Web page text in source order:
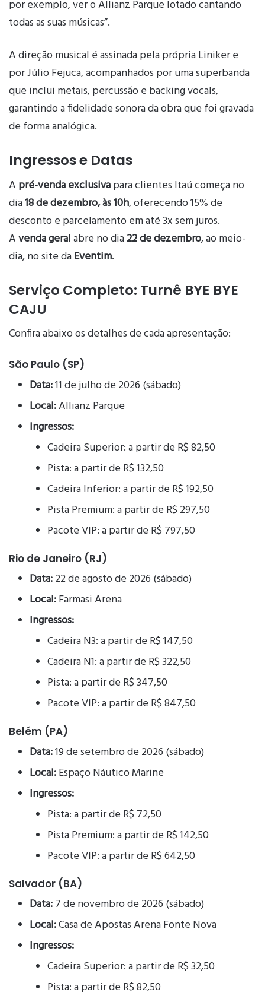
por exemplo, ver o Allianz Parque lotado cantando
todas as suas músicas”.
A direção musical é assinada pela própria Liniker e
por Júlio Fejuca, acompanhados por uma superbanda
que inclui metais, percussão e backing vocals,
garantindo a fidelidade sonora da obra que foi gravada
de forma analógica.
Ingressos e Datas
A pré-venda exclusivapara clientes Itaú começa no
dia18 de dezembro, às 10h, oferecendo 15% de
desconto e parcelamento em até 3x sem juros.
Avenda geralabre no dia22 de dezembro, ao meio-
dia, no site daEventim.
Serviço Completo: Turnê BYE BYE
CAJU
Confira abaixo os detalhes de cada apresentação:
São Paulo (SP)
Data:11 de julho de 2026 (sábado)
Local:Allianz Parque
Ingressos:
Cadeira Superior: a partir de R$ 82,50
Pista: a partir de R$ 132,50
Cadeira Inferior: a partir de R$ 192,50
Pista Premium: a partir de R$ 297,50
Pacote VIP: a partir de R$ 797,50
Rio de Janeiro (RJ)
Data:22 de agosto de 2026 (sábado)
Local:Farmasi Arena
Ingressos:
Cadeira N3: a partir de R$ 147,50
Cadeira N1: a partir de R$ 322,50
Pista: a partir de R$ 347,50
Pacote VIP: a partir de R$ 847,50
Belém (PA)
Data:19 de setembro de 2026 (sábado)
Local:Espaço Náutico Marine
Ingressos:
Pista: a partir de R$ 72,50
Pista Premium: a partir de R$ 142,50
Pacote VIP: a partir de R$ 642,50
Salvador (BA)
Data:7 de novembro de 2026 (sábado)
Local:Casa de Apostas Arena Fonte Nova
Ingressos:
Cadeira Superior: a partir de R$ 32,50
Pista: a partir de R$ 82,50